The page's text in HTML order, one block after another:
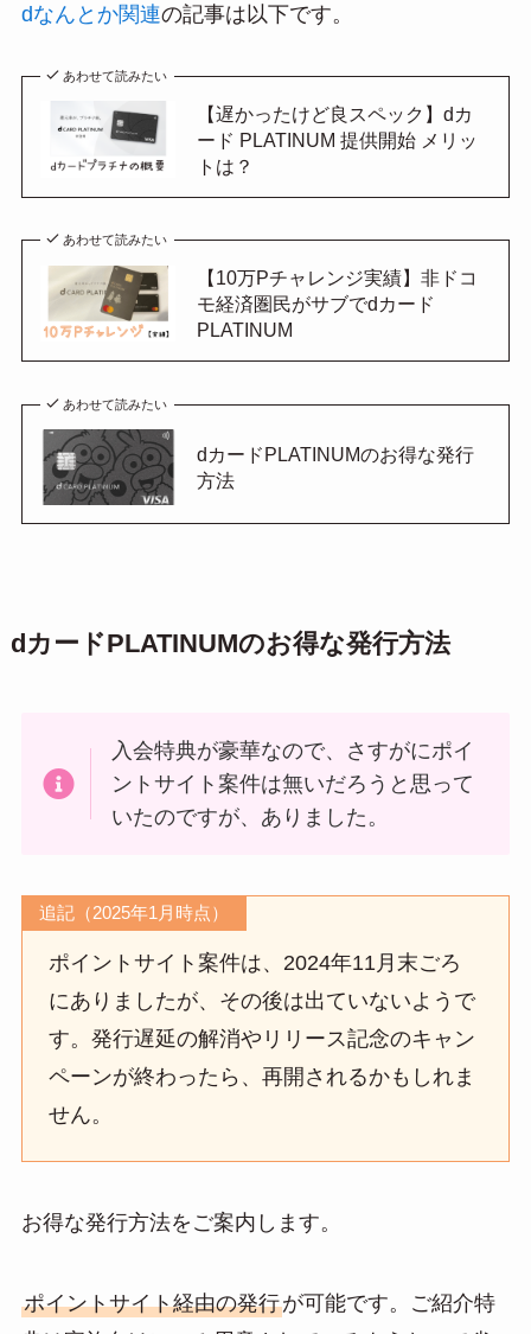
dなんとか関連の記事は以下です。
あわせて読みたい
【遅かったけど良スペック】dカ
ード PLATINUM 提供開始 メリッ
トは？
あわせて読みたい
【10万Pチャレンジ実績】非ドコ
モ経済圏民がサブでdカード
PLATINUM
あわせて読みたい
dカードPLATINUMのお得な発行
方法
dカードPLATINUMのお得な発行方法
入会特典が豪華なので、さすがにポイ
ントサイト案件は無いだろうと思って
いたのですが、ありました。
追記（2025年1月時点）
ポイントサイト案件は、2024年11月末ごろ
にありましたが、その後は出ていないようで
す。発行遅延の解消やリリース記念のキャン
ペーンが終わったら、再開されるかもしれま
せん。
お得な発行方法をご案内します。
ポイントサイト経由の発行が可能です。ご紹介特